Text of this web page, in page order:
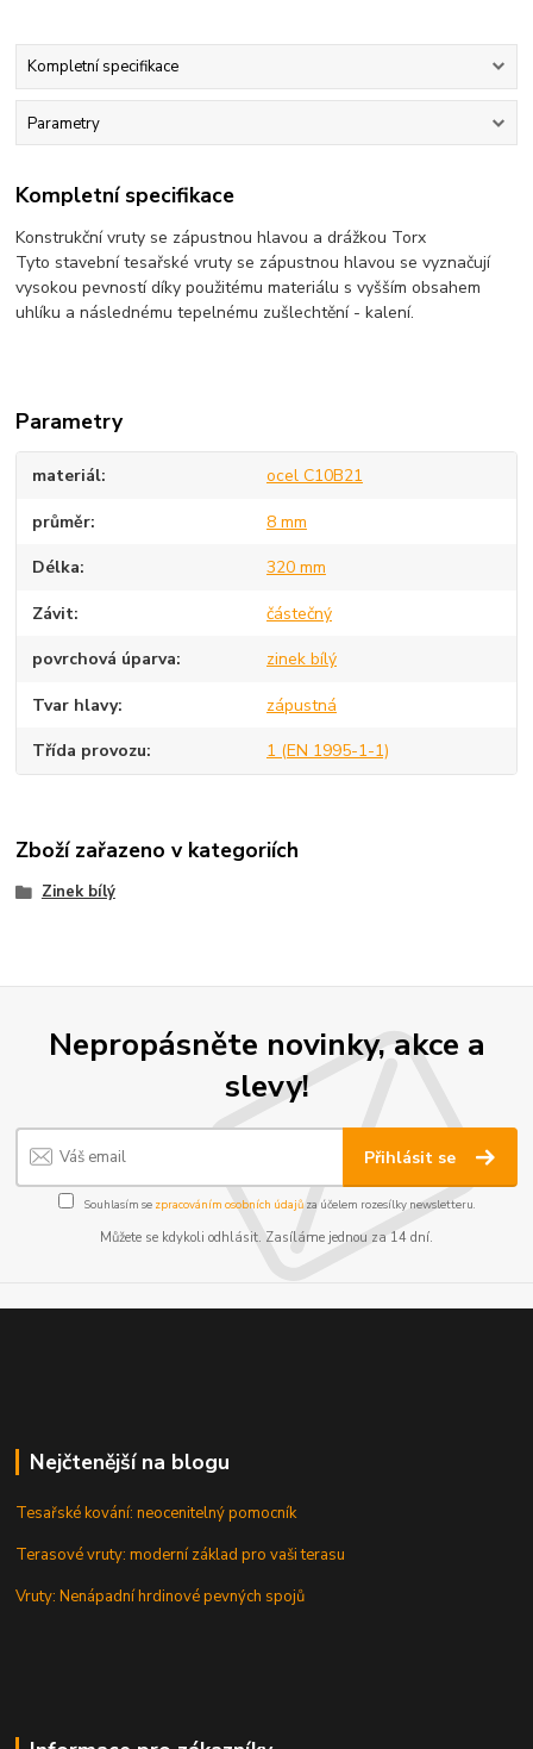
Kompletní specifikace
Parametry
Kompletní specifikace
Konstrukční vruty se zápustnou hlavou a drážkou Torx
Tyto stavební tesařské vruty se zápustnou hlavou se vyznačují
vysokou pevností díky použitému materiálu s vyšším obsahem
uhlíku a následnému tepelnému zušlechtění - kalení.
Parametry
materiál ocel C10B21
průměr 8 mm
Délka 320 mm
Závit částečný
povrchová úparva zinek bílý
Tvar hlavy zápustná
Třída provozu 1 (EN 1995-1-1)
Zboží zařazeno v kategoriích
Zinek bílý
Nepropásněte novinky, akce a
slevy!
Přihlásit se
Souhlasím se zpracováním osobních údajůza účelem rozesílky newsletteru.
Můžete se kdykoli odhlásit. Zasíláme jednou za 14 dní.
Nejčtenější na blogu
Tesařské kování: neocenitelný pomocník
Terasové vruty: moderní základ pro vaši terasu
Vruty: Nenápadní hrdinové pevných spojů